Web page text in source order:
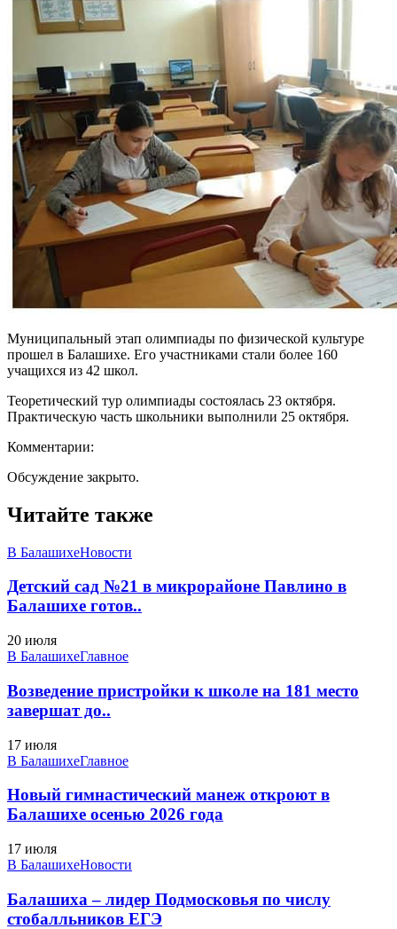
Муниципальный этап олимпиады по физической культуре
прошел в Балашихе. Его участниками стали более 160
учащихся из 42 школ.
Теоретический тур олимпиады состоялась 23 октября.
Практическую часть школьники выполнили 25 октября.
Комментарии:
Обсуждение закрыто.
Читайте также
В БалашихеНовости
Детский сад №21 в микрорайоне Павлино в
Балашихе готов..
20 июля
В БалашихеГлавное
Возведение пристройки к школе на 181 место
завершат до..
17 июля
В БалашихеГлавное
Новый гимнастический манеж откроют в
Балашихе осенью 2026 года
17 июля
В БалашихеНовости
Балашиха – лидер Подмосковья по числу
стобалльников ЕГЭ